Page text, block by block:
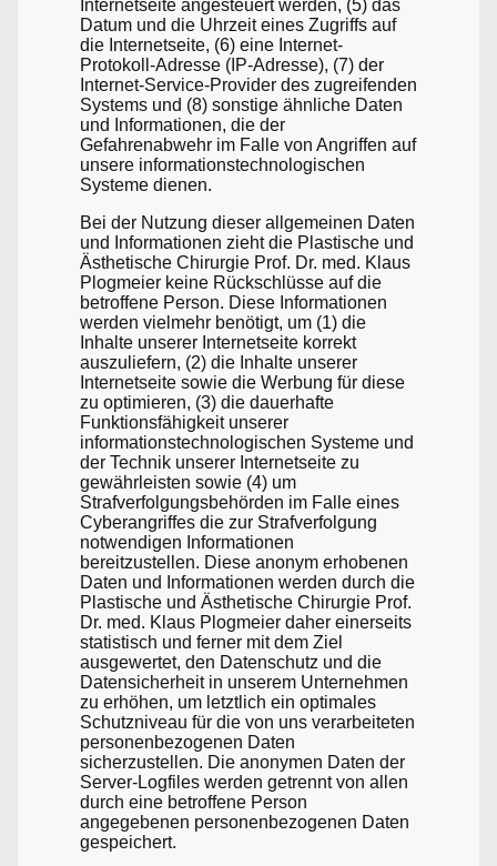
Internetseite angesteuert werden, (5) das
Datum und die Uhrzeit eines Zugriffs auf
die Internetseite, (6) eine Internet-
Protokoll-Adresse (IP-Adresse), (7) der
Internet-Service-Provider des zugreifenden
Systems und (8) sonstige ähnliche Daten
und Informationen, die der
Gefahrenabwehr im Falle von Angriffen auf
unsere informationstechnologischen
Systeme dienen.
Bei der Nutzung dieser allgemeinen Daten
und Informationen zieht die Plastische und
Ästhetische Chirurgie Prof. Dr. med. Klaus
Plogmeier keine Rückschlüsse auf die
betroffene Person. Diese Informationen
werden vielmehr benötigt, um (1) die
Inhalte unserer Internetseite korrekt
auszuliefern, (2) die Inhalte unserer
Internetseite sowie die Werbung für diese
zu optimieren, (3) die dauerhafte
Funktionsfähigkeit unserer
informationstechnologischen Systeme und
der Technik unserer Internetseite zu
gewährleisten sowie (4) um
Strafverfolgungsbehörden im Falle eines
Cyberangriffes die zur Strafverfolgung
notwendigen Informationen
bereitzustellen. Diese anonym erhobenen
Daten und Informationen werden durch die
Plastische und Ästhetische Chirurgie Prof.
Dr. med. Klaus Plogmeier daher einerseits
statistisch und ferner mit dem Ziel
ausgewertet, den Datenschutz und die
Datensicherheit in unserem Unternehmen
zu erhöhen, um letztlich ein optimales
Schutzniveau für die von uns verarbeiteten
personenbezogenen Daten
sicherzustellen. Die anonymen Daten der
Server-Logfiles werden getrennt von allen
durch eine betroffene Person
angegebenen personenbezogenen Daten
gespeichert.